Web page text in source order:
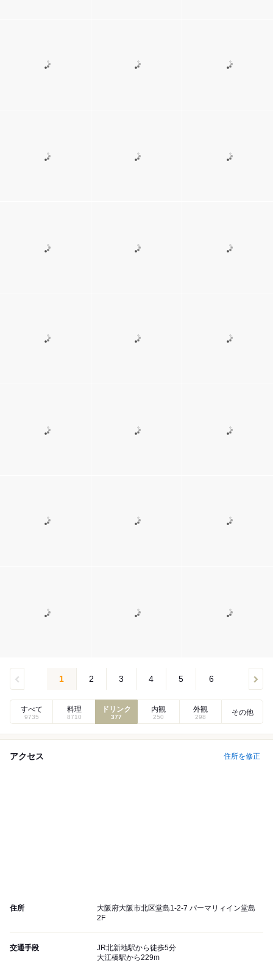
1 2 3 4 5 6
すべて
9735
料理
8710
ドリンク
377
内観
250
外観
298
その他
アクセス 住所を修正
住所
大阪府大阪市北区堂島1-2-7 パーマリィイン堂島
2F
交通手段
JR北新地駅から徒歩5分
大江橋駅から229m